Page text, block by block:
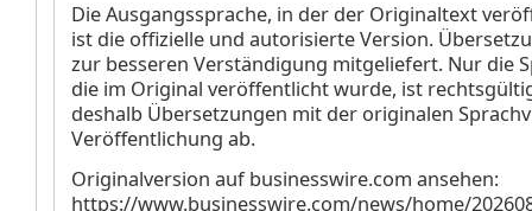
Die Ausgangssprache, in der der Originaltext
ist die offizielle und autorisierte Version.
zur besseren Verständigung mitgeliefert. Nur die
die im Original veröffentlicht wurde, ist
deshalb Übersetzungen mit der originalen
Veröffentlichung ab.
Originalversion auf businesswire.com ansehen:
https://www.businesswire.com/news/home/